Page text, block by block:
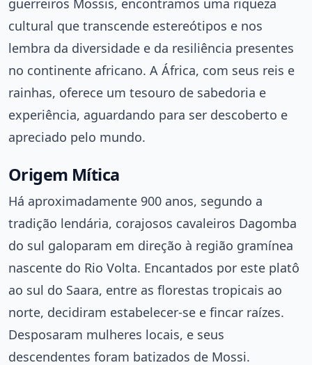
cultural que transcende estereótipos e nos
lembra da diversidade e da resiliência presentes
no continente africano. A África, com seus reis e
rainhas, oferece um tesouro de sabedoria e
experiência, aguardando para ser descoberto e
apreciado pelo mundo.
Origem Mítica
Há aproximadamente 900 anos, segundo a
tradição lendária, corajosos cavaleiros Dagomba
do sul galoparam em direção à região gramínea
nascente do Rio Volta. Encantados por este platô
ao sul do Saara, entre as florestas tropicais ao
norte, decidiram estabelecer-se e fincar raízes.
Desposaram mulheres locais, e seus
descendentes foram batizados de Mossi.